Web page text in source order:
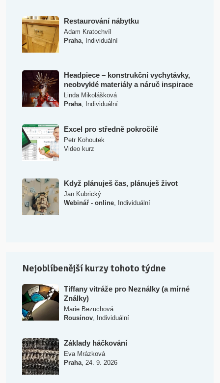
Restaurování nábytku
Adam Kratochvíl
Praha, Individuální
Headpiece – konstrukční vychytávky,
neobvyklé materiály a náruč inspirace
Linda Mikolášková
Praha, Individuální
Excel pro středně pokročilé
Petr Kohoutek
Video kurz
Když plánuješ čas, plánuješ život
Jan Kubrický
Webinář - online, Individuální
Nejoblíbenější kurzy tohoto týdne
Tiffany vitráže pro Neználky (a mírné
Ználky)
Marie Bezuchová
Rousínov, Individuální
Základy háčkování
Eva Mrázková
Praha, 24. 9. 2026